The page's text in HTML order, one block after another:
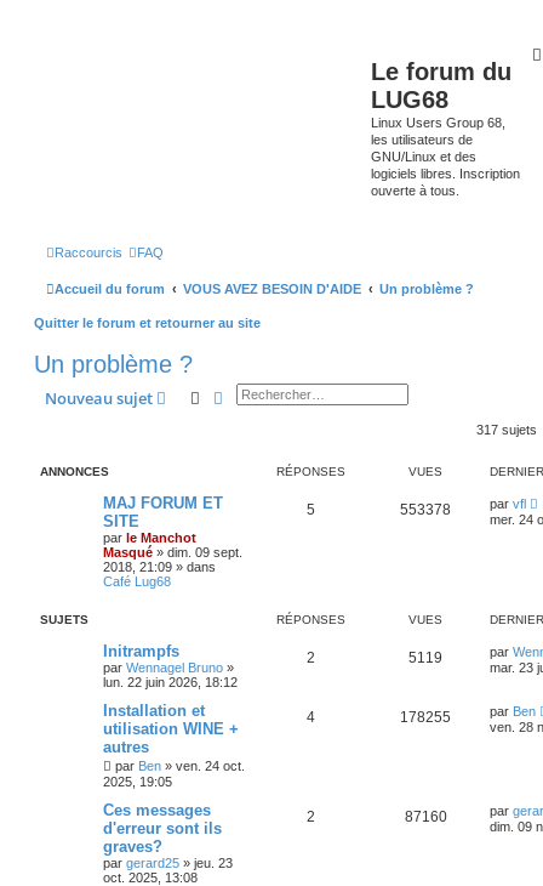
Le forum du
LUG68
Linux Users Group 68,
les utilisateurs de
GNU/Linux et des
logiciels libres. Inscription
ouverte à tous.
Raccourcis FAQ
Accueil du forum VOUS AVEZ BESOIN D'AIDE Un problème ?
Quitter le forum et retourner au site
Un problème ?
Nouveau sujet Rechercher
Recherche avancée
317 sujets
ANNONCES RÉPONSES VUES
MAJ FORUM ET
SITE
par le Manchot
Masqué » dim. 09 sept.
2018, 21:09 » dans
Café Lug68
5 553378 par vfl
mer. 24
SUJETS RÉPONSES VUES
Initrampfs
par Wennagel Bruno »
lun. 22 juin 2026, 18:12
2 5119 par
mar. 23
Installation et
utilisation WINE +
autres
par Ben » ven. 24 oct.
2025, 19:05
4 178255 par Ben
ven. 28
Ces messages
d'erreur sont ils
graves?
par gerard25 » jeu. 23
oct. 2025, 13:08
2 87160 par
dim. 09